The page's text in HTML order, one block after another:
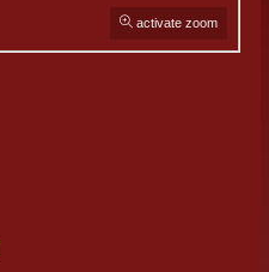
activate zoom